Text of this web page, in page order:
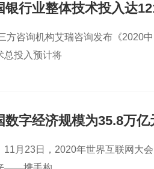
银行业整体技术投入达
方咨询机构艾瑞咨询发布《2020
总投入预计将
数字经济规模为35.8万
11月23日，2020年世界互联网大